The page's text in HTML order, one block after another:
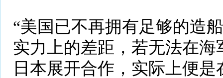
“美国已不再拥有足够的造
实力上的差距，若无法在
日本展开合作，实际上便